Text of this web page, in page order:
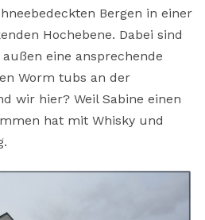
Bergen in einer
Hochebene. Dabei sind
eine ansprechende
Worm tubs an der
wir hier? Weil Sabine einen
hat mit Whisky und